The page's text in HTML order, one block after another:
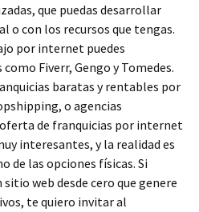
que puedas desarrollar
o con los recursos que tengas.
por internet puedes
Fiverr, Gengo y Tomedes.
baratas y rentables por
o agencias
de franquicias por internet
interesantes, y la realidad es
de las opciones físicas. Si
web desde cero que genere
te quiero invitar al